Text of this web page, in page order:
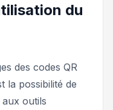
du
des codes QR
la possibilité de
outils